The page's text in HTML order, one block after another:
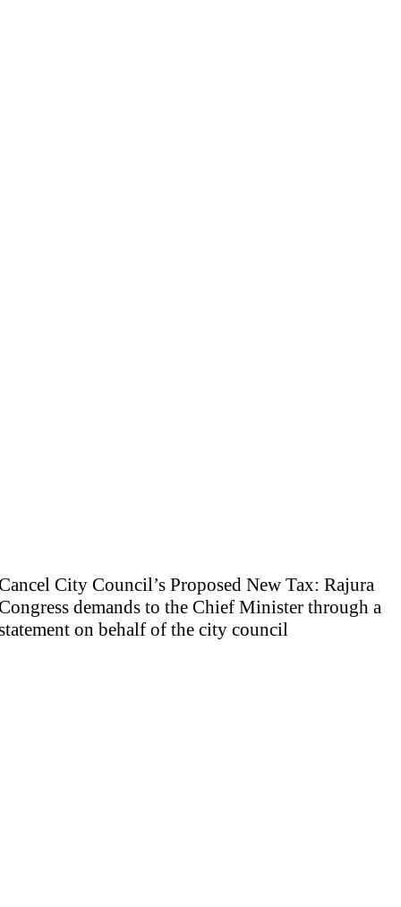
City Council’s Proposed New Tax: Rajura
demands to the Chief Minister through a
on behalf of the city council